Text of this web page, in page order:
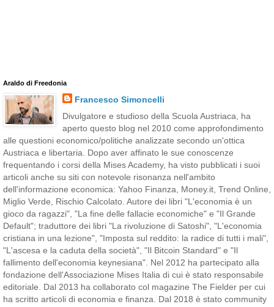
Araldo di Freedonia
Francesco Simoncelli
Divulgatore e studioso della Scuola Austriaca, ha
aperto questo blog nel 2010 come approfondimento
alle questioni economico/politiche analizzate secondo un'ottica
Austriaca e libertaria. Dopo aver affinato le sue conoscenze
frequentando i corsi della Mises Academy, ha visto pubblicati i suoi
articoli anche su siti con notevole risonanza nell'ambito
dell'informazione economica: Yahoo Finanza, Money.it, Trend Online,
Miglio Verde, Rischio Calcolato. Autore dei libri "L'economia è un
gioco da ragazzi", "La fine delle fallacie economiche" e "Il Grande
Default"; traduttore dei libri "La rivoluzione di Satoshi", "L'economia
cristiana in una lezione", "Imposta sul reddito: la radice di tutti i mali",
"L'ascesa e la caduta della società", "Il Bitcoin Standard" e "Il
fallimento dell'economia keynesiana". Nel 2012 ha partecipato alla
fondazione dell'Associazione Mises Italia di cui è stato responsabile
editoriale. Dal 2013 ha collaborato col magazine The Fielder per cui
ha scritto articoli di economia e finanza. Dal 2018 è stato community